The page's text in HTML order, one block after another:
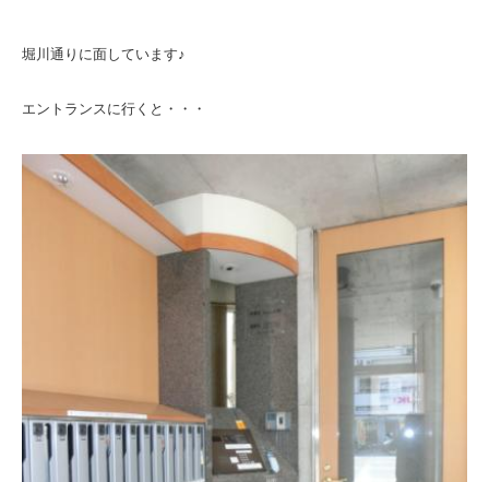
堀川通りに面しています♪
エントランスに行くと・・・